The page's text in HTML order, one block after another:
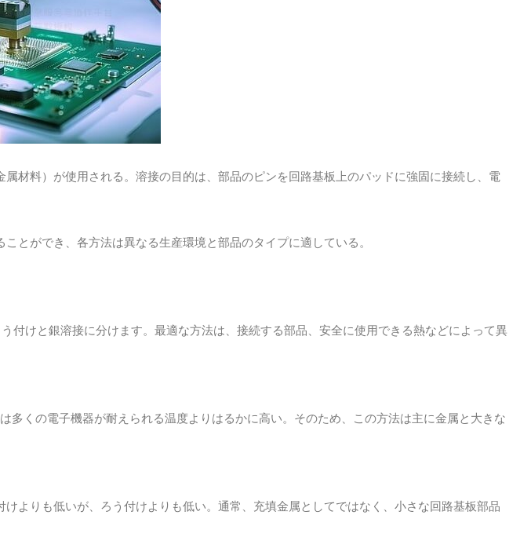
材料）が使用される。溶接の目的は、部品のピンを回路基板上のパッドに強固に接続し、電
とができ、各方法は異なる生産環境と部品のタイプに適している。
けと銀溶接に分けます。最適な方法は、接続する部品、安全に使用できる熱などによって異
くの電子機器が耐えられる温度よりはるかに高い。そのため、この方法は主に金属と大きな
よりも低いが、ろう付けよりも低い。通常、充填金属としてではなく、小さな回路基板部品